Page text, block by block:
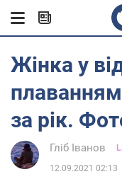
Жінка у
плаванням
за рік.
Гліб Іванов
12.09.2021 02:13